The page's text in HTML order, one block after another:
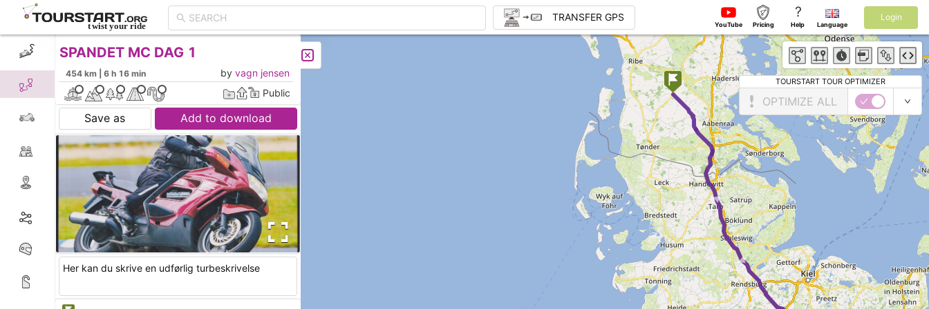
TRANSFER GPS
YouTube Pricing
?
Help Language
Login
CREATE TOUR
SPANDET MC DAG 1
454 km | 6 h 16 min by vagn jensen
Public
Save as Add to download
Her kan du skrive en udførlig turbeskrivelse
TOURSTART TOUR OPTIMIZER
OPTIMIZE ALL